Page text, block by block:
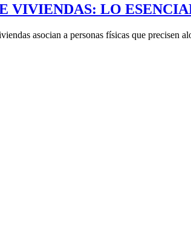
VIVIENDAS: LO
asocian a personas físicas que precisen